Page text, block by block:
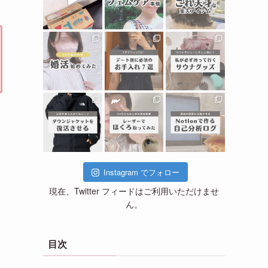
Instagram でフォロー
現在、Twitter フィードはご利用いただけませ
ん。
目次